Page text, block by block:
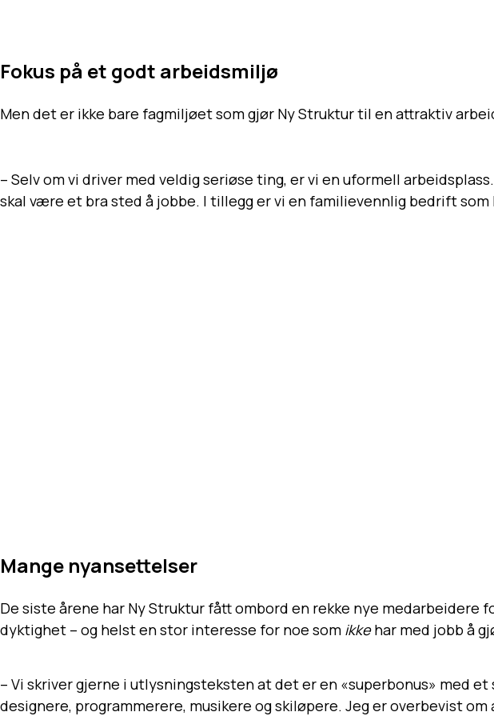
Fokus på et godt arbeidsmiljø
Men det er ikke bare fagmiljøet som gjør Ny Struktur til en attraktiv
– Selv om vi driver med veldig seriøse ting, er vi en uformell
skal være et bra sted å jobbe. I tillegg er vi en familievennlig bedrift
Mange nyansettelser
De siste årene har Ny Struktur fått ombord en rekke nye
dyktighet – og helst en stor interesse for noe som ikkehar med jobb å
– Vi skriver gjerne i utlysningsteksten at det er en «superbonus» med
designere, programmerere, musikere og skiløpere. Jeg er overbevist